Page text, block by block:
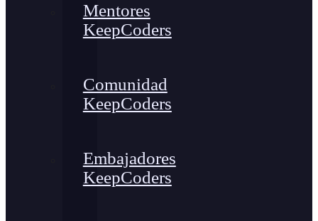
Mentores
KeepCoders
Comunidad
KeepCoders
Embajadores
KeepCoders